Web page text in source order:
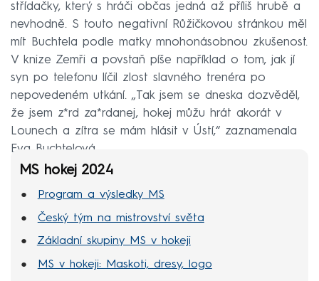
střídačky, který s hráči občas jedná až příliš hrubě a
nevhodně. S touto negativní Růžičkovou stránkou měl
mít Buchtela podle matky mnohonásobnou zkušenost.
V knize Zemři a povstaň píše například o tom, jak jí
syn po telefonu líčil zlost slavného trenéra po
nepovedeném utkání. „Tak jsem se dneska dozvěděl,
že jsem z*rd za*rdanej, hokej můžu hrát akorát v
Lounech a zítra se mám hlásit v Ústí,“ zaznamenala
Eva Buchtelová.
MS hokej 2024
Program a výsledky MS
Český tým na mistrovství světa
Základní skupiny MS v hokeji
MS v hokeji: Maskoti, dresy, logo